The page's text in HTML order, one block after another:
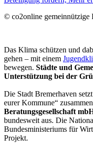
© co2online gemeinnützige
Das Klima schützen und
gehen – mit einem
bewegen. Städte und
Unterstützung bei der
Die Stadt Bremerhaven
eurer Kommune“
Beratungsgesellschaft
bundesweit aus. Die
Bundesministeriums für
Projekt.